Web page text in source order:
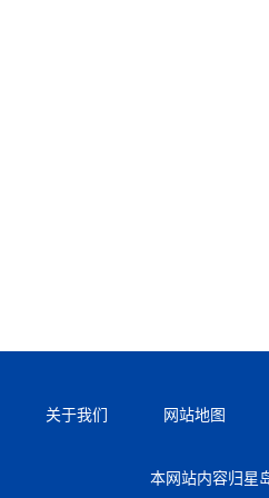
关于我们 网站地图
本网站内容归星